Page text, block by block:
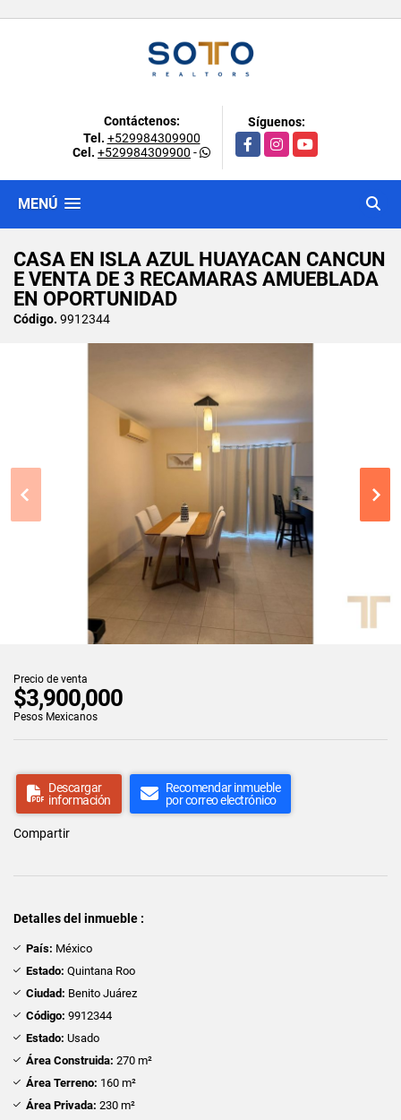
Contáctenos:
Tel. +529984309900
Cel. +529984309900 -
Síguenos:
FacebookInstagramYouTube
MENÚ
CASA EN ISLA AZUL HUAYACAN CANCUN
E VENTA DE 3 RECAMARAS AMUEBLADA
EN OPORTUNIDAD
Código. 9912344
Precio de venta
$3,900,000
Pesos Mexicanos
Descargar
información
Recomendar inmueble
por correo electrónico
Compartir
Detalles del inmueble :
País: México
Estado: Quintana Roo
Ciudad: Benito Juárez
Código: 9912344
Estado: Usado
Área Construida: 270 m²
Área Terreno: 160 m²
Área Privada: 230 m²